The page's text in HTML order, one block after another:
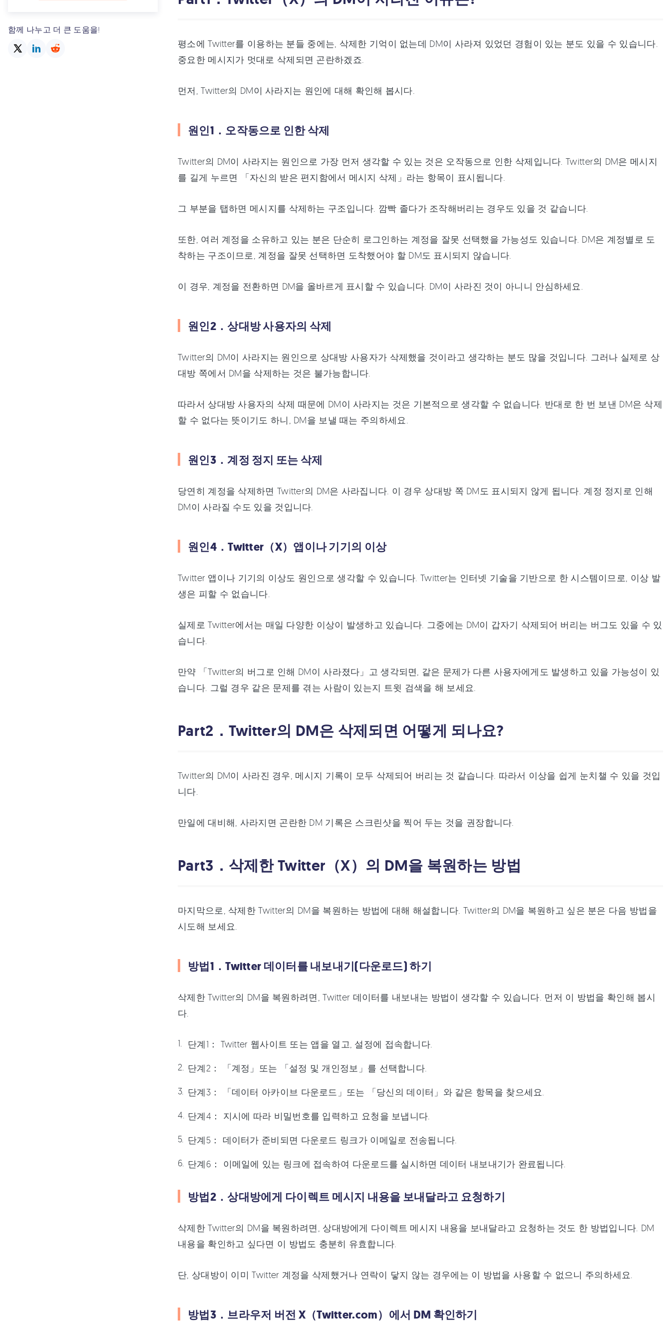
함께 나누고 더 큰 도움을!
평소에 Twitter를 이용하는 분들 중에는, 삭제한 기억이 없는데 DM이 사라져 있었던 경험이 있는 분도 있을 수 있습니다.
중요한 메시지가 멋대로 삭제되면 곤란하겠죠.
먼저, Twitter의 DM이 사라지는 원인에 대해 확인해 봅시다.
원인1．오작동으로 인한 삭제
Twitter의 DM이 사라지는 원인으로 가장 먼저 생각할 수 있는 것은 오작동으로 인한 삭제입니다. Twitter의 DM은 메시지
를 길게 누르면 「자신의 받은 편지함에서 메시지 삭제」라는 항목이 표시됩니다.
그 부분을 탭하면 메시지를 삭제하는 구조입니다. 깜빡 졸다가 조작해버리는 경우도 있을 것 같습니다.
또한, 여러 계정을 소유하고 있는 분은 단순히 로그인하는 계정을 잘못 선택했을 가능성도 있습니다. DM은 계정별로 도
착하는 구조이므로, 계정을 잘못 선택하면 도착했어야 할 DM도 표시되지 않습니다.
이 경우, 계정을 전환하면 DM을 올바르게 표시할 수 있습니다. DM이 사라진 것이 아니니 안심하세요.
원인2．상대방 사용자의 삭제
Twitter의 DM이 사라지는 원인으로 상대방 사용자가 삭제했을 것이라고 생각하는 분도 많을 것입니다. 그러나 실제로 상
대방 쪽에서 DM을 삭제하는 것은 불가능합니다.
따라서 상대방 사용자의 삭제 때문에 DM이 사라지는 것은 기본적으로 생각할 수 없습니다. 반대로 한 번 보낸 DM은 삭제
할 수 없다는 뜻이기도 하니, DM을 보낼 때는 주의하세요.
원인3．계정 정지 또는 삭제
당연히 계정을 삭제하면 Twitter의 DM은 사라집니다. 이 경우 상대방 쪽 DM도 표시되지 않게 됩니다. 계정 정지로 인해
DM이 사라질 수도 있을 것입니다.
원인4．Twitter（X）앱이나 기기의 이상
Twitter 앱이나 기기의 이상도 원인으로 생각할 수 있습니다. Twitter는 인터넷 기술을 기반으로 한 시스템이므로, 이상 발
생은 피할 수 없습니다.
실제로 Twitter에서는 매일 다양한 이상이 발생하고 있습니다. 그중에는 DM이 갑자기 삭제되어 버리는 버그도 있을 수 있
습니다.
만약 「Twitter의 버그로 인해 DM이 사라졌다」고 생각되면, 같은 문제가 다른 사용자에게도 발생하고 있을 가능성이 있
습니다. 그럴 경우 같은 문제를 겪는 사람이 있는지 트윗 검색을 해 보세요.
Part2．Twitter의 DM은 삭제되면 어떻게 되나요?
Twitter의 DM이 사라진 경우, 메시지 기록이 모두 삭제되어 버리는 것 같습니다. 따라서 이상을 쉽게 눈치챌 수 있을 것입
니다.
만일에 대비해, 사라지면 곤란한 DM 기록은 스크린샷을 찍어 두는 것을 권장합니다.
Part3．삭제한 Twitter（X）의 DM을 복원하는 방법
마지막으로, 삭제한 Twitter의 DM을 복원하는 방법에 대해 해설합니다. Twitter의 DM을 복원하고 싶은 분은 다음 방법을
시도해 보세요.
방법1．Twitter 데이터를 내보내기(다운로드) 하기
삭제한 Twitter의 DM을 복원하려면, Twitter 데이터를 내보내는 방법이 생각할 수 있습니다. 먼저 이 방법을 확인해 봅시
다.
단계1： Twitter 웹사이트 또는 앱을 열고, 설정에 접속합니다.
단계2： 「계정」또는 「설정 및 개인정보」를 선택합니다.
단계3： 「데이터 아카이브 다운로드」또는 「당신의 데이터」와 같은 항목을 찾으세요.
단계4： 지시에 따라 비밀번호를 입력하고 요청을 보냅니다.
단계5： 데이터가 준비되면 다운로드 링크가 이메일로 전송됩니다.
단계6： 이메일에 있는 링크에 접속하여 다운로드를 실시하면 데이터 내보내기가 완료됩니다.
방법2．상대방에게 다이렉트 메시지 내용을 보내달라고 요청하기
삭제한 Twitter의 DM을 복원하려면, 상대방에게 다이렉트 메시지 내용을 보내달라고 요청하는 것도 한 방법입니다. DM
내용을 확인하고 싶다면 이 방법도 충분히 유효합니다.
단, 상대방이 이미 Twitter 계정을 삭제했거나 연락이 닿지 않는 경우에는 이 방법을 사용할 수 없으니 주의하세요.
방법3．브라우저 버전 X（Twitter.com）에서 DM 확인하기